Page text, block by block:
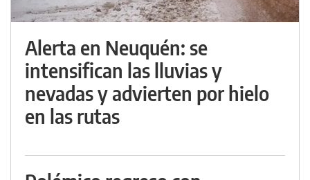
Alerta en Neuquén: se
intensifican las lluvias y
nevadas y advierten por hielo
en las rutas